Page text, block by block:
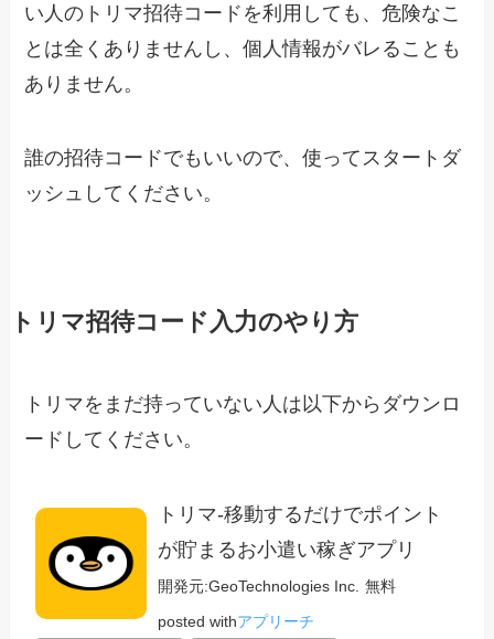
い人のトリマ招待コードを利用しても、危険なこ
とは全くありませんし、個人情報がバレることも
ありません。
誰の招待コードでもいいので、使ってスタートダ
ッシュしてください。
トリマ招待コード入力のやり方
トリマをまだ持っていない人は以下からダウンロ
ードしてください。
トリマ-移動するだけでポイント
が貯まるお小遣い稼ぎアプリ
開発元:GeoTechnologies Inc. 無料
posted withアプリーチ